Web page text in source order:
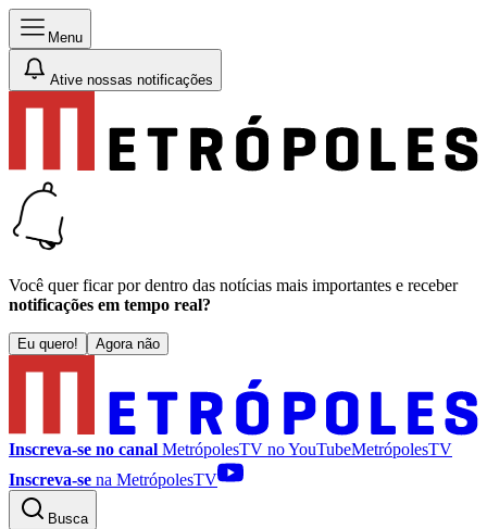
Menu
Ative nossas notificações
Você quer ficar por dentro das notícias mais importantes e receber
notificações em tempo real?
Eu quero! Agora não
Inscreva-se no canal MetrópolesTV noYouTubeMetrópolesTV
Inscreva-se na MetrópolesTV
Busca